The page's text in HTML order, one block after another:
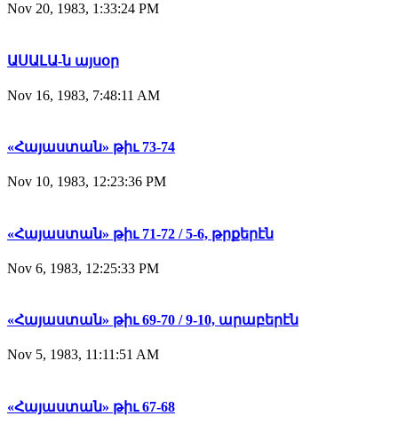
Nov 20, 1983, 1:33:24 PM
ԱՍԱԼԱ-ն այսօր
Nov 16, 1983, 7:48:11 AM
«Հայաստան» թիւ 73-74
Nov 10, 1983, 12:23:36 PM
«Հայաստան» թիւ 71-72 / 5-6, թրքերէն
Nov 6, 1983, 12:25:33 PM
«Հայաստան» թիւ 69-70 / 9-10, արաբերէն
Nov 5, 1983, 11:11:51 AM
«Հայաստան» թիւ 67-68